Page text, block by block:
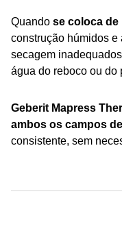
Quando se coloca
construção húmidos e
secagem
água do reboco ou do
Geberit Mapress
ambos os campos
consistente, sem